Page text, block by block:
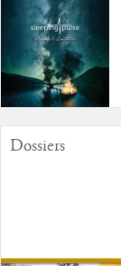
Dossiers